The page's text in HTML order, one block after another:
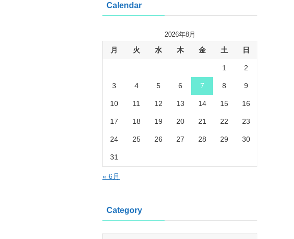
Calendar
2026年8月
月 火 水 木 金 土 日
1 2
3 4 5 6 7 8 9
10 11 12 13 14 15 16
17 18 19 20 21 22 23
24 25 26 27 28 29 30
31
« 6月
Category